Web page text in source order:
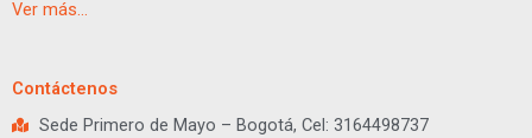
Ver más…
Contáctenos
Sede Primero de Mayo – Bogotá, Cel: 3164498737